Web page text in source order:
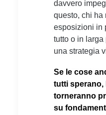
davvero
questo, chi ha
esposizioni in
tutto o in larga
una strategia
Se le cose
tutti sperano,
torneranno
su